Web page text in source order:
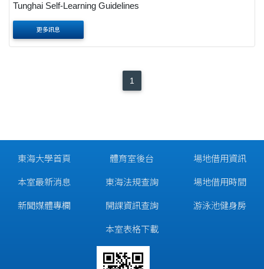
Tunghai Self-Learning Guidelines
更多訊息
1
東海大學首頁
本室最新消息
新聞媒體專欄
體育室後台
東海法規查詢
開課資訊查詢
本室表格下載
場地借用資訊
場地借用時間
游泳池健身房